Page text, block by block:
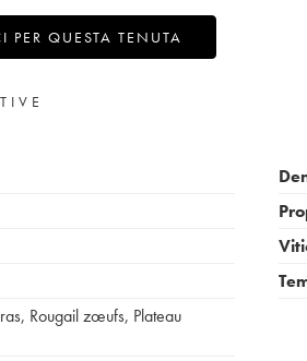
QUESTA TENUTA
, Rougail zœufs, Plateau